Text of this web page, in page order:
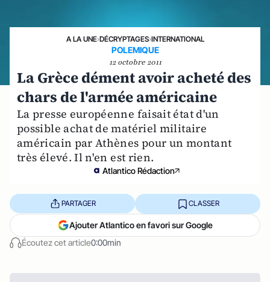
A LA UNE›DÉCRYPTAGES›INTERNATIONAL
POLEMIQUE
12 octobre 2011
La Grèce dément avoir acheté des
chars de l'armée américaine
La presse européenne faisait état d'un
possible achat de matériel militaire
américain par Athènes pour un montant
très élevé. Il n'en est rien.
Atlantico Rédaction
Écoutez cet article0:00min
PARTAGER CLASSER
Ajouter Atlantico en favori sur Google